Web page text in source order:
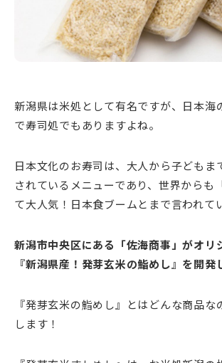
忘新年会・歓送迎会
新潟県は米処として有名ですが、日本海
で寿司処でもありますよね。
日本文化のお寿司は、大人から子どもま
されているメニューであり、世界からも
て大人気！日本食ブームとまで言われて
新潟市中央区にある「佐海商事」がオリ
『新潟県産！発芽玄米の鮨めし』を開発
『発芽玄米の鮨めし』とはどんな商品
します！